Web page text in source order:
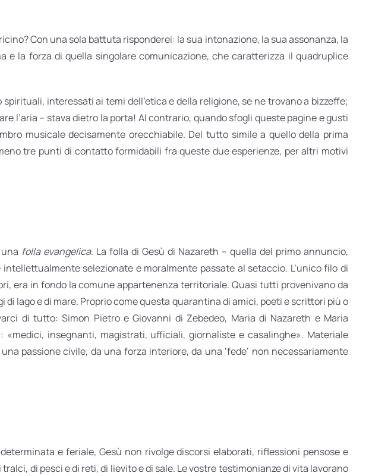
Con una sola battuta risponderei: la sua intonazione, la sua assonanza, la
e la forza di quella singolare comunicazione, che caratterizza il quadruplice
interessati ai temi dell’etica e della religione, se ne trovano a bizzeffe;
l’aria – stava dietro la porta! Al contrario, quando sfogli queste pagine e gusti
musicale decisamente orecchiabile. Del tutto simile a quello della prima
tre punti di contatto formidabili fra queste due esperienze, per altri motivi
folla evangelica. La folla di Gesù di Nazareth – quella del primo annuncio,
selezionate e moralmente passate al setaccio. L’unico filo di
era in fondo la comune appartenenza territoriale. Quasi tutti provenivano da
di lago e di mare. Proprio come questa quarantina di amici, poeti e scrittori più o
di tutto: Simon Pietro e Giovanni di Zebedeo, Maria di Nazareth e Maria
insegnanti, magistrati, ufficiali, giornaliste e casalinghe». Materiale
passione civile, da una forza interiore, da una ‘fede’ non necessariamente
e feriale, Gesù non rivolge discorsi elaborati, riflessioni pensose e
di pesci e di reti, di lievito e di sale. Le vostre testimonianze di vita lavorano